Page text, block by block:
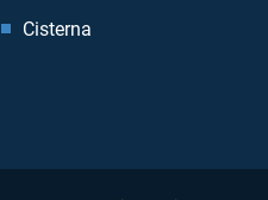
Cisterna